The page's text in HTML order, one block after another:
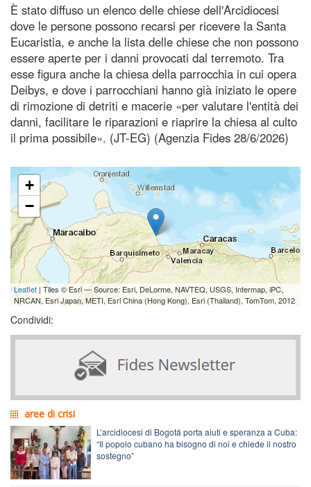
È stato diffuso un elenco delle chiese dell'Arcidiocesi
dove le persone possono recarsi per ricevere la Santa
Eucaristia, e anche la lista delle chiese che non possono
essere aperte per i danni provocati dal terremoto. Tra
esse figura anche la chiesa della parrocchia in cui opera
Deibys, e dove i parrocchiani hanno già iniziato le opere
di rimozione di detriti e macerie «per valutare l'entità dei
danni, facilitare le riparazioni e riaprire la chiesa al culto
il prima possibile». (JT-EG) (Agenzia Fides 28/6/2026)
+
−
Leaflet | Tiles © Esri — Source: Esri, DeLorme, NAVTEQ, USGS, Intermap, iPC,
NRCAN, Esri Japan, METI, Esri China (Hong Kong), Esri (Thailand), TomTom, 2012
Condividi:
aree di crisi
L’arcidiocesi di Bogotá porta aiuti e speranza a Cuba:
“Il popolo cubano ha bisogno di noi e chiede il nostro
sostegno”